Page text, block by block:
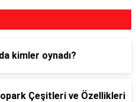
kimler oynadı?
Çeşitleri ve Özellikleri